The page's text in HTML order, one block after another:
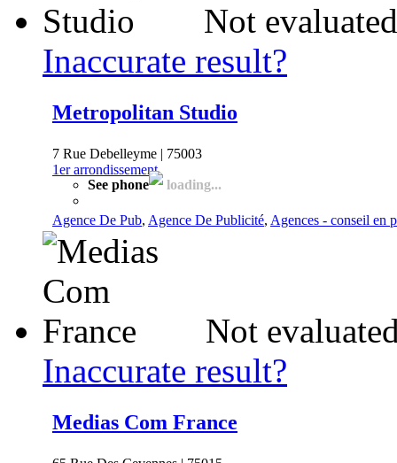
Not
Inaccurate result?
Metropolitan Studio
7 Rue Debelleyme | 75003
1er arrondissement
See phone
loading...
Agence De Pub, Agence De Publicité, Agences - conseil en
Not
Inaccurate result?
Medias Com France